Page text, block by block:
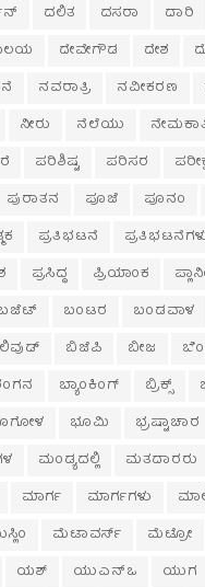
ದಲಿತ ದಸರಾ ದಾರಿ
ದೇವೇಗೌಡ ದೇಶ
ನವರಾತ್ರಿ ನವೀಕರಣ
ನೀರು ನೆಲೆಯು
ಪರಿಶಿಷ್ಟ ಪರಿಸರ
ಪುರಾತನ ಪೂಜೆ ಪೂನಂ
ಪ್ರತಿಭಟನೆ
ಪ್ರಸಿದ್ಧ ಪ್ರಿಯಾಂಕ
ಬಂಟರ ಬಂಡವಾಳ
ಬಿಜೆಪಿ ಬೀಜ
ಬ್ಯಾಂಕಿಂಗ್ ಬ್ರಿಕ್ಸ್
ಭೂಮಿ ಭ್ರಷ್ಟಾಚಾರ
ಮಂಡ್ಯದಲ್ಲಿ ಮತದಾರರು
ಮಾರ್ಗ ಮಾರ್ಗಗಳು
ಮೆಟಾವರ್ಸ್ ಮೆಟ್ರೋ
ಯಶ್ ಯುಎನ್‌ಒ ಯುಗ